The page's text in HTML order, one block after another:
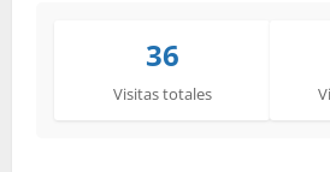
36
Visitas totales